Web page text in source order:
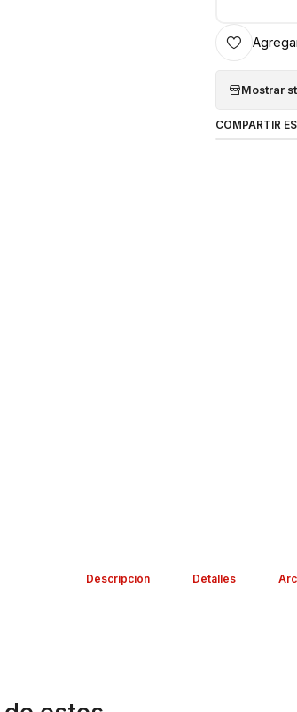
Mostrar
COMPARTIR
Descripción Detalles